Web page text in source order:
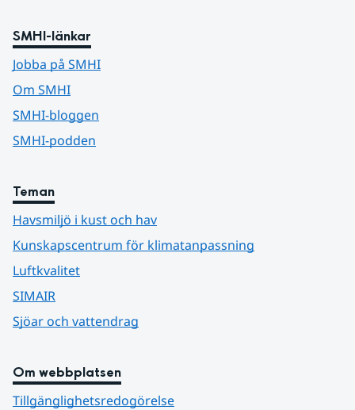
SMHI-länkar
Jobba på SMHI
Om SMHI
SMHI-bloggen
SMHI-podden
Teman
Havsmiljö i kust och hav
Kunskapscentrum för klimatanpassning
Luftkvalitet
SIMAIR
Sjöar och vattendrag
Om webbplatsen
Tillgänglighetsredogörelse